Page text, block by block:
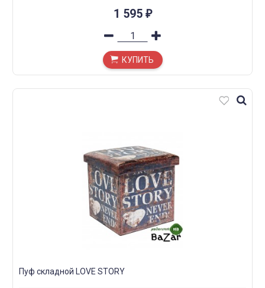
1 595 ₽
КУПИТЬ
Пуф складной LOVE STORY